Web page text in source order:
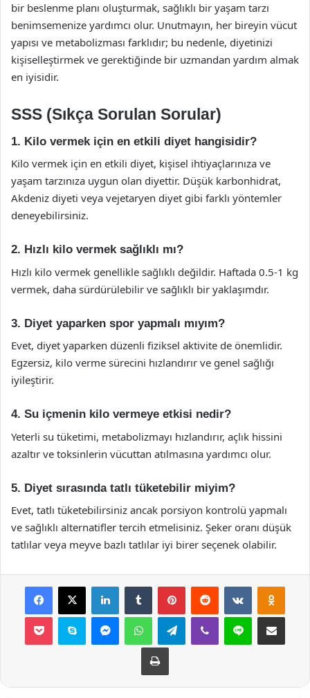
bir beslenme planı oluşturmak, sağlıklı bir yaşam tarzı
benimsemenize yardımcı olur. Unutmayın, her bireyin vücut
yapısı ve metabolizması farklıdır; bu nedenle, diyetinizi
kişiselleştirmek ve gerektiğinde bir uzmandan yardım almak
en iyisidir.
SSS (Sıkça Sorulan Sorular)
1. Kilo vermek için en etkili diyet hangisidir?
Kilo vermek için en etkili diyet, kişisel ihtiyaçlarınıza ve
yaşam tarzınıza uygun olan diyettir. Düşük karbonhidrat,
Akdeniz diyeti veya vejetaryen diyet gibi farklı yöntemler
deneyebilirsiniz.
2. Hızlı kilo vermek sağlıklı mı?
Hızlı kilo vermek genellikle sağlıklı değildir. Haftada 0.5-1 kg
vermek, daha sürdürülebilir ve sağlıklı bir yaklaşımdır.
3. Diyet yaparken spor yapmalı mıyım?
Evet, diyet yaparken düzenli fiziksel aktivite de önemlidir.
Egzersiz, kilo verme sürecini hızlandırır ve genel sağlığı
iyileştirir.
4. Su içmenin kilo vermeye etkisi nedir?
Yeterli su tüketimi, metabolizmayı hızlandırır, açlık hissini
azaltır ve toksinlerin vücuttan atılmasına yardımcı olur.
5. Diyet sırasında tatlı tüketebilir miyim?
Evet, tatlı tüketebilirsiniz ancak porsiyon kontrolü yapmalı
ve sağlıklı alternatifler tercih etmelisiniz. Şeker oranı düşük
tatlılar veya meyve bazlı tatlılar iyi birer seçenek olabilir.
Facebook
X LinkedInTumblr PinterestReddit VKontakte
Pocket Skype MessengerWhatsAppTelegramViber Line E-Posta ile
Yazdır